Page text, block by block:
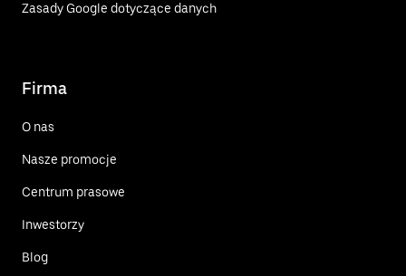
Zasady Google dotyczące danych
Firma
O nas
Nasze promocje
Centrum prasowe
Inwestorzy
Blog